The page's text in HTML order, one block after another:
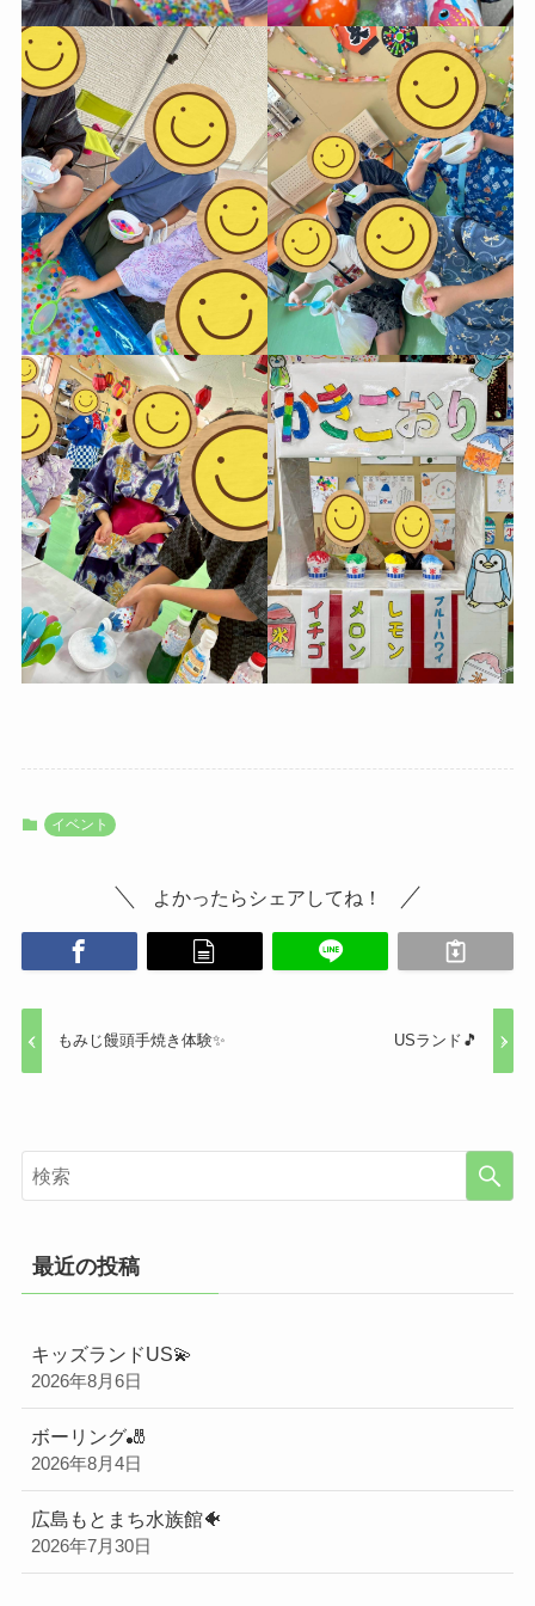
イベント
よかったらシェアしてね！
もみじ饅頭手焼き体験✨ USランド🎵
最近の投稿
キッズランドUS💫
2026年8月6日
ボーリング🎳
2026年8月4日
広島もとまち水族館🐠
2026年7月30日